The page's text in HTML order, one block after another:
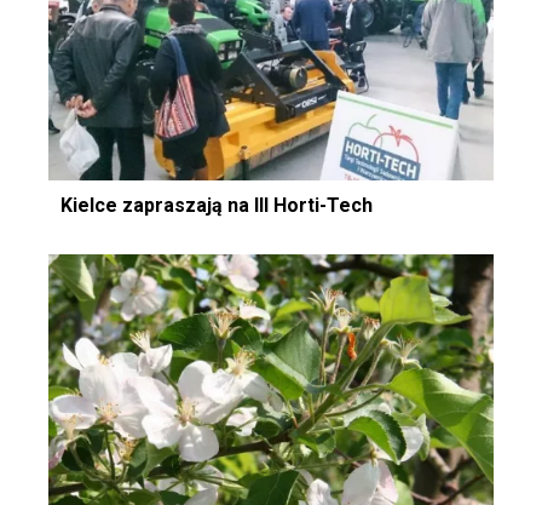
Kielce zapraszają na III Horti-Tech